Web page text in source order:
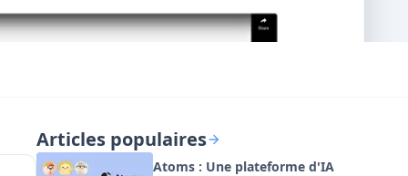
Articles populaires
Atoms : Une plateforme d'IA